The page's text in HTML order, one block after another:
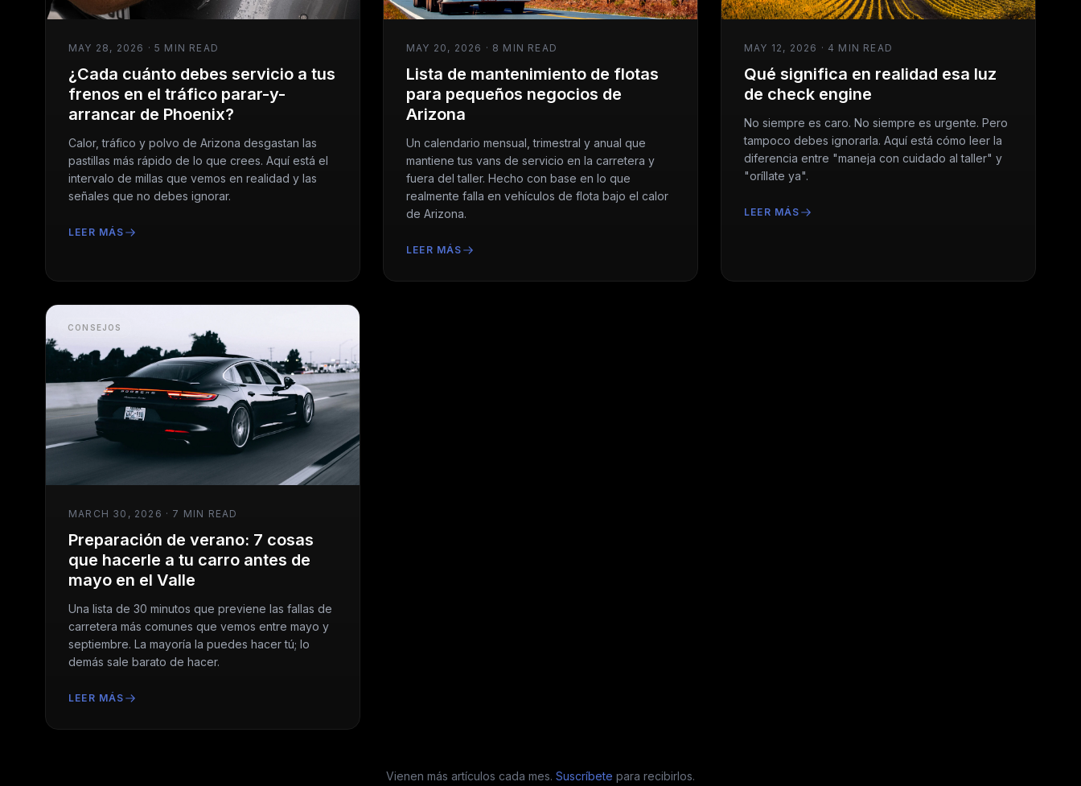
MAY 28, 2026 · 5 MIN READ
¿Cada cuánto debes servicio a tus
frenos en el tráfico parar-y-
arrancar de Phoenix?
Calor, tráfico y polvo de Arizona desgastan las
pastillas más rápido de lo que crees. Aquí está el
intervalo de millas que vemos en realidad y las
señales que no debes ignorar.
LEER MÁS
MAY 20, 2026 · 8 MIN READ
Lista de mantenimiento de flotas
para pequeños negocios de
Arizona
Un calendario mensual, trimestral y anual que
mantiene tus vans de servicio en la carretera y
fuera del taller. Hecho con base en lo que
realmente falla en vehículos de flota bajo el calor
de Arizona.
LEER MÁS
MAY 12, 2026 · 4 MIN READ
Qué significa en realidad esa luz
de check engine
No siempre es caro. No siempre es urgente. Pero
tampoco debes ignorarla. Aquí está cómo leer la
diferencia entre "maneja con cuidado al taller" y
"oríllate ya".
LEER MÁS
CONSEJOS
MARCH 30, 2026 · 7 MIN READ
Preparación de verano: 7 cosas
que hacerle a tu carro antes de
mayo en el Valle
Una lista de 30 minutos que previene las fallas de
carretera más comunes que vemos entre mayo y
septiembre. La mayoría la puedes hacer tú; lo
demás sale barato de hacer.
LEER MÁS
Vienen más artículos cada mes. Suscríbete para recibirlos.